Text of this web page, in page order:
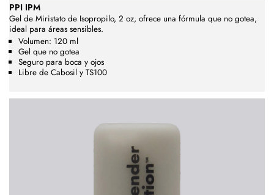
PPI IPM
Gel de Miristato de Isopropilo, 2 oz, ofrece una fórmula que no gotea,
ideal para áreas sensibles.
Volumen: 120 ml
Gel que no gotea
Seguro para boca y ojos
Libre de Cabosil y TS100